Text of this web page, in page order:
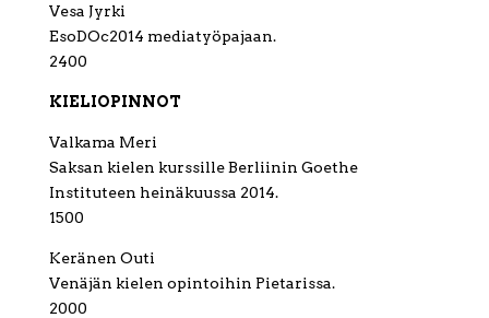
Vesa Jyrki
EsoDOc2014 mediatyöpajaan.
2400
KIELIOPINNOT
Valkama Meri
Saksan kielen kurssille Berliinin Goethe
Instituteen heinäkuussa 2014.
1500
Keränen Outi
Venäjän kielen opintoihin Pietarissa.
2000